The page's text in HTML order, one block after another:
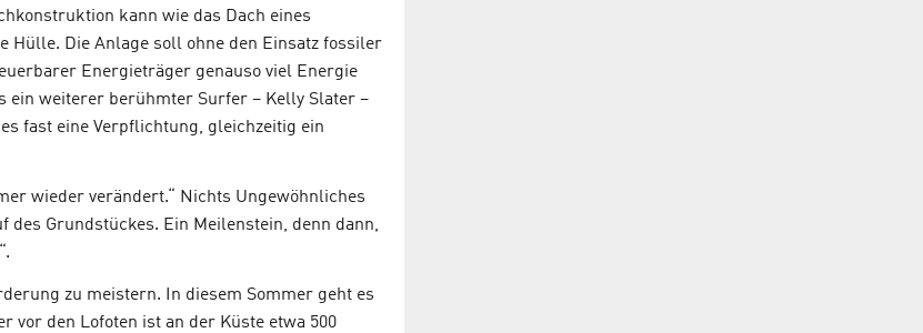
kann wie das Dach eines
Hülle. Die Anlage soll ohne den Einsatz fossiler
Energieträger genauso viel Energie
ein weiterer berühmter Surfer – Kelly Slater –
fast eine Verpflichtung, gleichzeitig ein
wieder verändert.“ Nichts Ungewöhnliches
Grundstückes. Ein Meilenstein, denn dann,
zu meistern. In diesem Sommer geht es
vor den Lofoten ist an der Küste etwa 500